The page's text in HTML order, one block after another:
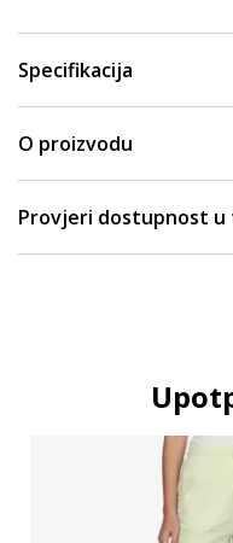
Specifikacija
O proizvodu
Provjeri dostupnost u